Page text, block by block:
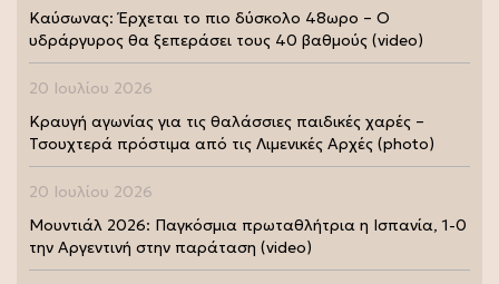
Καύσωνας: Έρχεται το πιο δύσκολο 48ωρο – Ο
υδράργυρος θα ξεπεράσει τους 40 βαθμούς (video)
20 Ιουλίου 2026
Κραυγή αγωνίας για τις θαλάσσιες παιδικές χαρές –
Τσουχτερά πρόστιμα από τις Λιμενικές Αρχές (photo)
20 Ιουλίου 2026
Μουντιάλ 2026: Παγκόσμια πρωταθλήτρια η Ισπανία, 1-0
την Αργεντινή στην παράταση (video)